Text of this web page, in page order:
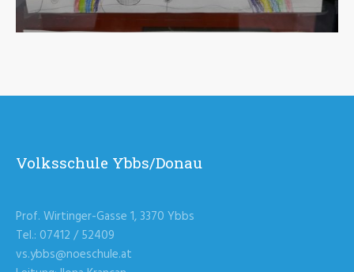
Volksschule Ybbs/Donau
Prof. Wirtinger-Gasse 1, 3370 Ybbs
Tel.: 07412 / 52409
vs.ybbs@noeschule.at